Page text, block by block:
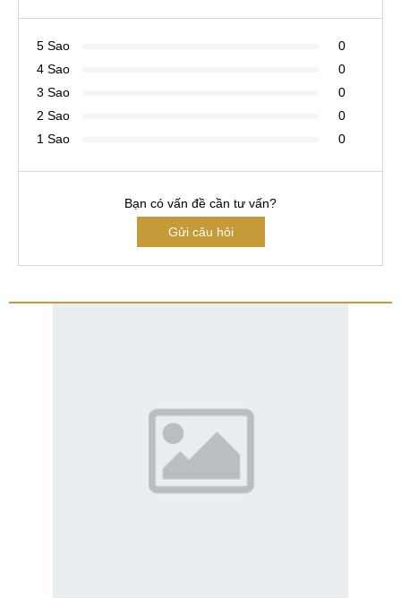
5 Sao
0
4 Sao
0
3 Sao
0
2 Sao
0
1 Sao
0
Bạn có vấn đề cần tư vấn?
Gửi câu hỏi